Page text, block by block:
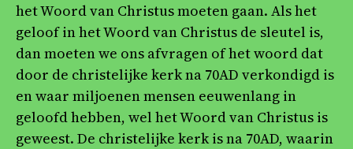
het Woord van Christus moeten gaan. Als het
geloof in het Woord van Christus de sleutel is,
dan moeten we ons afvragen of het woord dat
door de christelijke kerk na 70AD verkondigd is
en waar miljoenen mensen eeuwenlang in
geloofd hebben, wel het Woord van Christus is
geweest. De christelijke kerk is na 70AD, waarin